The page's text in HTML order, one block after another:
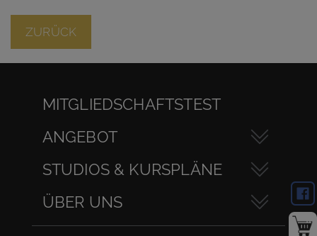
ZURÜCK
MITGLIEDSCHAFTSTEST
ANGEBOT
STUDIOS & KURSPLÄNE
ÜBER UNS